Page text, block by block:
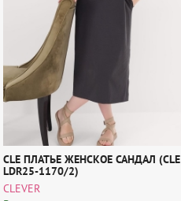
CLE ПЛАТЬЕ ЖЕНСКОЕ САНДАЛ (CLE
LDR25-1170/2)
CLEVER